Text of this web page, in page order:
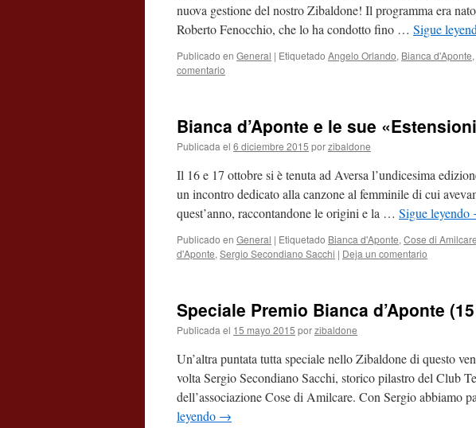
nuova gestione del nostro Zibaldone! Il programma era
Roberto Fenocchio, che lo ha condotto fino … Sigue
Publicado en General | Etiquetado Angelo Orlando, Bianca d'Aponte,
comentario
Bianca d’Aponte e le sue
Publicada el 6 diciembre 2015 porzibaldone
Il 16 e 17 ottobre si è tenuta ad Aversa l’undicesima
un incontro dedicato alla canzone al femminile di cui
quest’anno, raccontandone le origini e la … Sigue leyendo
Publicado en General | Etiquetado Bianca d'Aponte, Cose di Amilcare
d'Aponte, Sergio Secondiano Sacchi | Deja un comentario
Speciale Premio Bianca d’Aponte
Publicada el 15 mayo 2015 porzibaldone
Un’altra puntata tutta speciale nello Zibaldone di questo
volta Sergio Secondiano Sacchi, storico pilastro del Club
dell’associazione Cose di Amilcare. Con Sergio abbiamo
leyendo →